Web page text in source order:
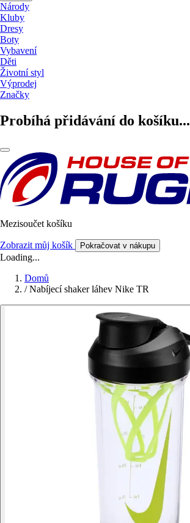
Národy
Kluby
Dresy
Boty
Vybavení
Děti
Životní styl
Výprodej
Značky
Probíhá přidávání do košíku...
Mezisoučet košíku
Zobrazit můj košík Pokračovat v nákupu
Loading...
Domů
/ Nabíjecí shaker láhev Nike TR